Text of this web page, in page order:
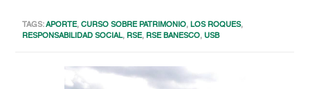
TAGS:APORTE,CURSO SOBRE PATRIMONIO,LOS ROQUES,
RESPONSABILIDAD SOCIAL, RSE, RSE BANESCO,USB